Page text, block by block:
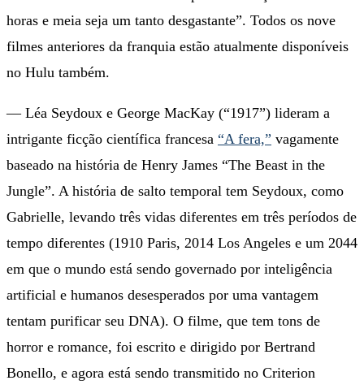
horas e meia seja um tanto desgastante”. Todos os nove
filmes anteriores da franquia estão atualmente disponíveis
no Hulu também.
— Léa Seydoux e George MacKay (“1917”) lideram a
intrigante ficção científica francesa “A fera,” vagamente
baseado na história de Henry James “The Beast in the
Jungle”. A história de salto temporal tem Seydoux, como
Gabrielle, levando três vidas diferentes em três períodos de
tempo diferentes (1910 Paris, 2014 Los Angeles e um 2044
em que o mundo está sendo governado por inteligência
artificial e humanos desesperados por uma vantagem
tentam purificar seu DNA). O filme, que tem tons de
horror e romance, foi escrito e dirigido por Bertrand
Bonello, e agora está sendo transmitido no Criterion